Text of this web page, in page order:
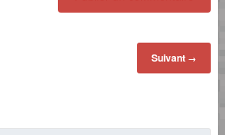
Suivant →